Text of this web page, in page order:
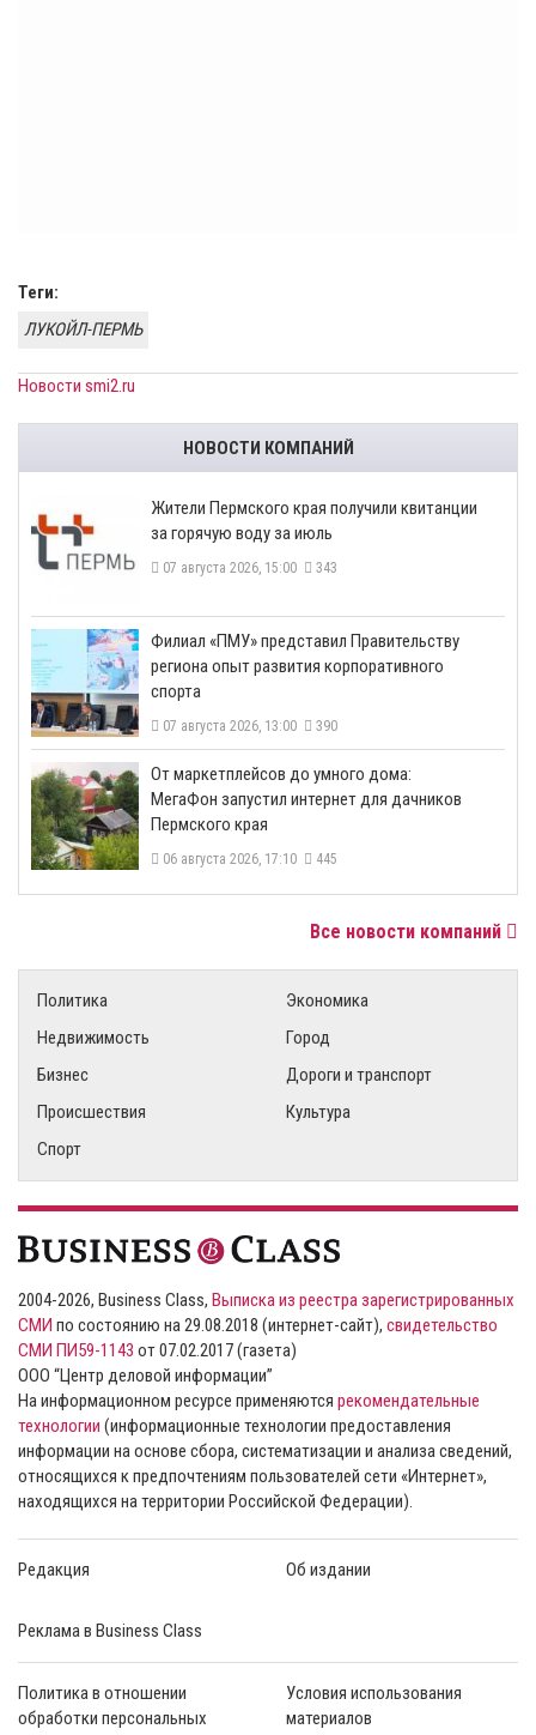
Теги:
ЛУКОЙЛ-ПЕРМЬ
Новости smi2.ru
НОВОСТИ КОМПАНИЙ
​Жители Пермского края получили квитанции
за горячую воду за июль
07 августа 2026, 15:00 343
​Филиал «ПМУ» представил Правительству
региона опыт развития корпоративного
спорта
07 августа 2026, 13:00 390
От маркетплейсов до умного дома:
МегаФон запустил интернет для дачников
Пермского края
06 августа 2026, 17:10 445
Все новости компаний
Политика
Экономика
Недвижимость
Город
Бизнес
Дороги и транспорт
Происшествия
Культура
Спорт
2004-2026, Business Class, Выписка из реестра зарегистрированных
СМИ по состоянию на 29.08.2018 (интернет-сайт), свидетельство
СМИ ПИ59-1143 от 07.02.2017 (газета)
ООО “Центр деловой информации”
На информационном ресурсе применяются рекомендательные
технологии (информационные технологии предоставления
информации на основе сбора, систематизации и анализа сведений,
относящихся к предпочтениям пользователей сети «Интернет»,
находящихся на территории Российской Федерации).
Редакция Об издании
Реклама в Business Class
Политика в отношении
обработки персональных
Условия использования
материалов